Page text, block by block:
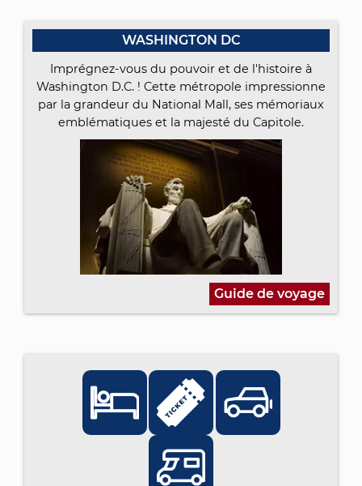
WASHINGTON DC
Imprégnez-vous du pouvoir et de l'histoire à
Washington D.C. ! Cette métropole impressionne
par la grandeur du National Mall, ses mémoriaux
emblématiques et la majesté du Capitole.
Guide de voyage